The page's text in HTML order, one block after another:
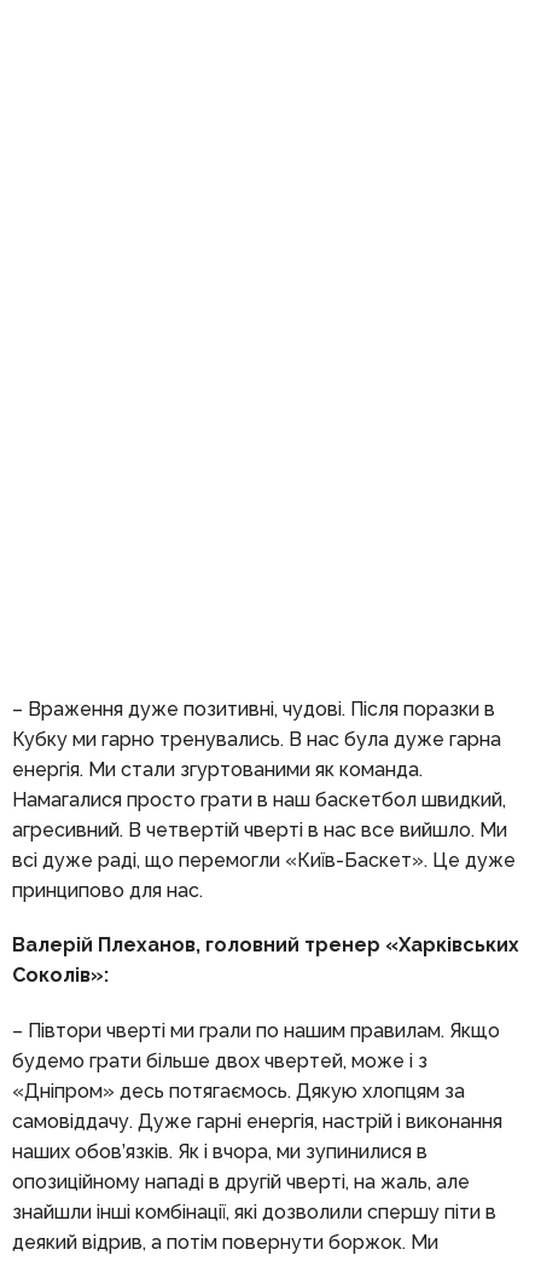
– Враження дуже позитивні, чудові. Після поразки в
Кубку ми гарно тренувались. В нас була дуже гарна
енергія. Ми стали згуртованими як команда.
Намагалися просто грати в наш баскетбол швидкий,
агресивний. В четвертій чверті в нас все вийшло. Ми
всі дуже раді, що перемогли «Київ-Баскет». Це дуже
принципово для нас.
Валерій Плеханов, головний тренер «Харківських
Соколів»:
– Півтори чверті ми грали по нашим правилам. Якщо
будемо грати більше двох чвертей, може і з
«Дніпром» десь потягаємось. Дякую хлопцям за
самовіддачу. Дуже гарні енергія, настрій і виконання
наших обов’язків. Як і вчора, ми зупинилися в
опозиційному нападі в другій чверті, на жаль, але
знайшли інші комбінації, які дозволили спершу піти в
деякий відрив, а потім повернути боржок. Ми